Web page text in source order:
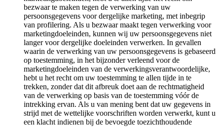
bezwaar te maken tegen de verwerking van uw
persoonsgegevens voor dergelijke marketing, met inbegrip
van profilering. Als u bezwaar maakt tegen verwerking voor
marketingdoeleinden, kunnen wij uw persoonsgegevens niet
langer voor dergelijke doeleinden verwerken. In gevallen
waarin de verwerking van uw persoonsgegevens is gebaseerd
op toestemming, in het bijzonder verleend voor de
marketingdoeleinden van de verwerkingsverantwoordelijke,
hebt u het recht om uw toestemming te allen tijde in te
trekken, zonder dat dit afbreuk doet aan de rechtmatigheid
van de verwerking op basis van de toestemming vóór de
intrekking ervan. Als u van mening bent dat uw gegevens in
strijd met de wettelijke voorschriften worden verwerkt, kunt u
een klacht indienen bij de bevoegde toezichthoudende